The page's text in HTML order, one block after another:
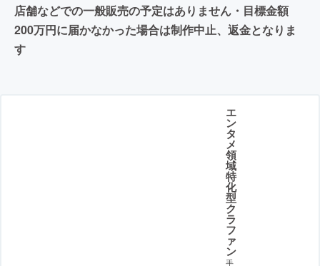
店舗などでの一般販売の予定はありません・目標金額
200万円に届かなかった場合は制作中止、返金となりま
す
エ
ン
タ
メ
領
域
特
化
型
ク
ラ
フ
ァ
ン
手